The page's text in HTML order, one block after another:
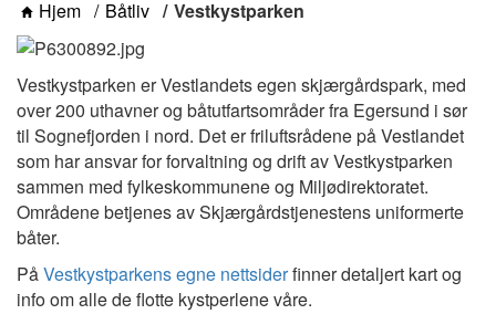
Hjem
Båtliv Vestkystparken
Vestkystparken er Vestlandets egen skjærgårdspark, med
over 200 uthavner og båtutfartsområder fra Egersund i sør
til Sognefjorden i nord. Det er friluftsrådene på Vestlandet
som har ansvar for forvaltning og drift av Vestkystparken
sammen med fylkeskommunene og Miljødirektoratet.
Områdene betjenes av Skjærgårdstjenestens uniformerte
båter.
PåVestkystparkens egne nettsiderfinner detaljert kart og
info om alle de flotte kystperlene våre.